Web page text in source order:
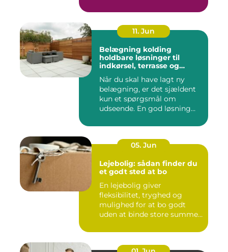
11. Jun
Belægning kolding
holdbare løsninger til
indkørsel, terrasse og
Når du skal have lagt ny
belægning, er det sjældent
kun et spørgsmål om
udseende. En god løsning
05. Jun
Lejebolig: sådan finder du
et godt sted at bo
En lejebolig giver
fleksibilitet, tryghed og
mulighed for at bo godt
uden at binde store summer